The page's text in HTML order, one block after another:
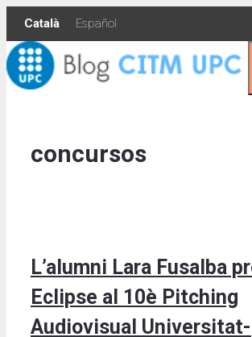
Skip
content
Català Español
concursos
L’alumni Lara Fusalba
Eclipse al 10è Pitching
Audiovisual Universitat-